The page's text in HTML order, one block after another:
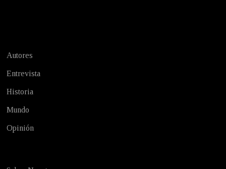
Autores
Entrevista
Historia
Mundo
Opinión